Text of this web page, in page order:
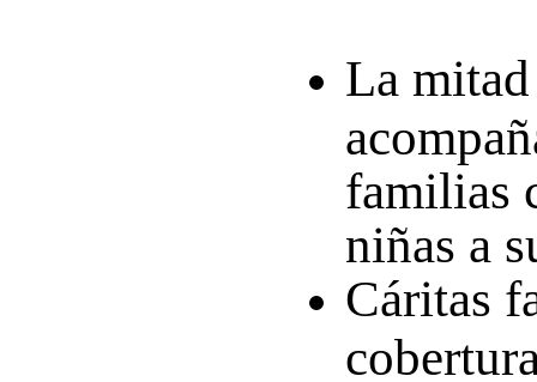
La
familias
niñas a
Cáritas